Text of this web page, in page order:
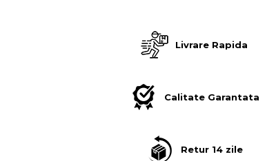
Indicatoare de Interzicere
Indicatoare de Obligativitate
Livrare Rapida
Calitate Garantata
Retur 14 zile